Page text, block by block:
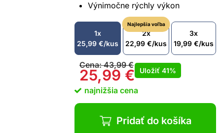
Výnimočne rýchly výkon
1x
25,99 €/kus
Najlepšia voľba
2x
22,99 €/kus
3x
19,99 €/kus
Cena:43,99€
25,99 € Uložiť 41%
najnižšia cena
Pridať do košíka